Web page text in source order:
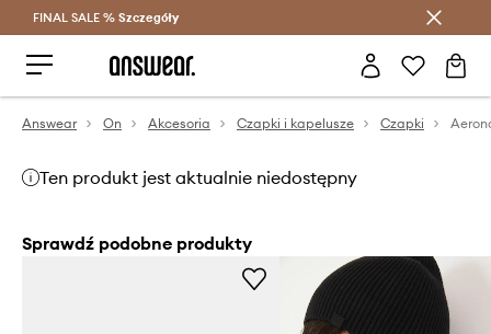
Oszczędzaj z Answear Club >
FINAL SALE % Szczegóły
Answear On Akcesoria Czapki i kapelusze Czapki
Ten produkt jest aktualnie niedostępny
Sprawdź podobne produkty